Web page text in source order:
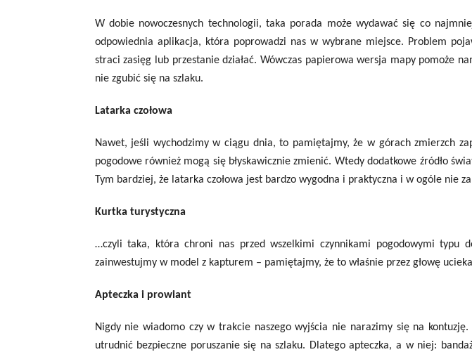
W dobie nowoczesnych technologii, taka porada może wydawać się co
odpowiednia aplikacja, która poprowadzi nas w wybrane miejsce. Problem
straci zasięg lub przestanie działać. Wówczas papierowa wersja mapy pomoże
nie zgubić się na szlaku.
Latarka czołowa
Nawet, jeśli wychodzimy w ciągu dnia, to pamiętajmy, że w górach zmierzch
pogodowe również mogą się błyskawicznie zmienić. Wtedy dodatkowe źródło
Tym bardziej, że latarka czołowa jest bardzo wygodna i praktyczna i w ogóle nie
Kurtka turystyczna
…czyli taka, która chroni nas przed wszelkimi czynnikami pogodowymi typu
zainwestujmy w model z kapturem – pamiętajmy, że to właśnie przez głowę
Apteczka i prowiant
Nigdy nie wiadomo czy w trakcie naszego wyjścia nie narazimy się na
utrudnić bezpieczne poruszanie się na szlaku. Dlatego apteczka, a w niej: